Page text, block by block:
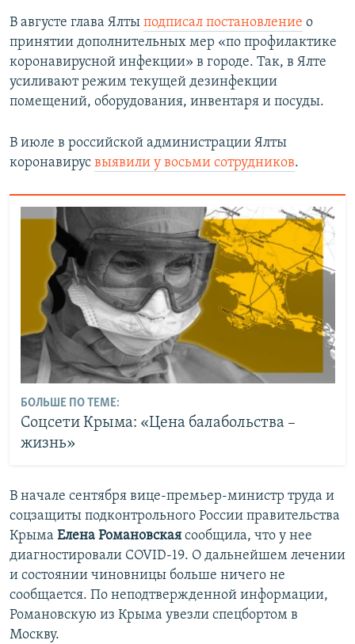
В августе глава Ялты подписал постановление о
принятии дополнительных мер «по профилактике
коронавирусной инфекции» в городе. Так, в Ялте
усиливают режим текущей дезинфекции
помещений, оборудования, инвентаря и посуды.
В июле в российской администрации Ялты
коронавирус выявили у восьми сотрудников.
БОЛЬШЕ ПО ТЕМЕ:
Соцсети Крыма: «Цена балабольства –
жизнь»
В начале сентября вице-премьер-министр труда и
соцзащиты подконтрольного России правительства
Крыма Елена Романовская сообщила, что у нее
диагностировали COVID-19. О дальнейшем лечении
и состоянии чиновницы больше ничего не
сообщается. По неподтвержденной информации,
Романовскую из Крыма увезли спецбортом в
Москву.